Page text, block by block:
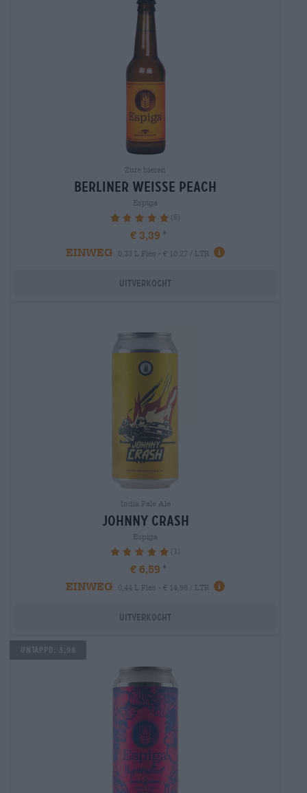
Zure bieren
berliner weisse peach
Espiga
100% (5)
€ 3,39
EINWEG
0,33 L Fles - € 10,27 / LTR
Uitverkocht
India Pale Ale
johnny crash
Espiga
100% (1)
€ 6,59
EINWEG
0,44 L Fles - € 14,98 / LTR
Uitverkocht
UNTAPPD: 3,98